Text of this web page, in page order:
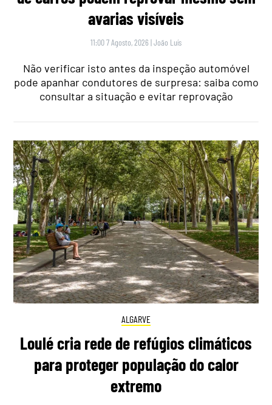
avarias visíveis
11:00 7 Agosto, 2026 |João Luís
Não verificar isto antes da inspeção automóvel
pode apanhar condutores de surpresa: saiba como
consultar a situação e evitar reprovação
ALGARVE
Loulé cria rede de refúgios climáticos
para proteger população do calor
extremo